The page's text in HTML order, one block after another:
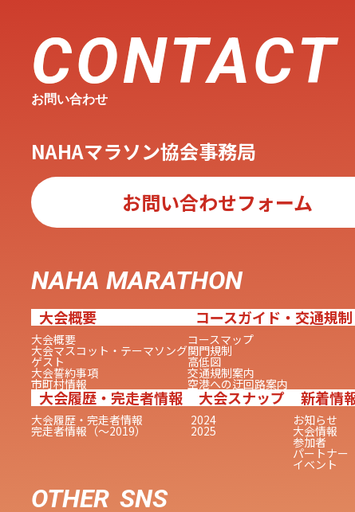
CONTACT
お問い合わせ
NAHAマラソン協会事務局
お問い合わせフォーム
NAHA MARATHON
大会概要
大会概要
大会マスコット・テーマソング
ゲスト
大会誓約事項
市町村情報
コースガイド・交通規制
コースマップ
関門規制
高低図
交通規制案内
空港への迂回路案内
大会履歴・完走者情報
大会履歴・完走者情報
完走者情報（〜2019）
大会スナップ
2024
2025
新着情
お知らせ
大会情報
参加者
パートナー
イベント
OTHER SNS